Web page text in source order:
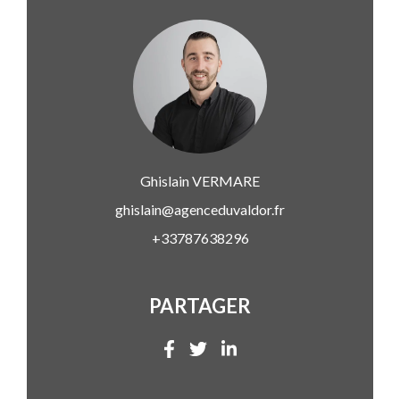
GhislainVERMARE
ghislain@agenceduvaldor.fr
+33787638296
PARTAGER